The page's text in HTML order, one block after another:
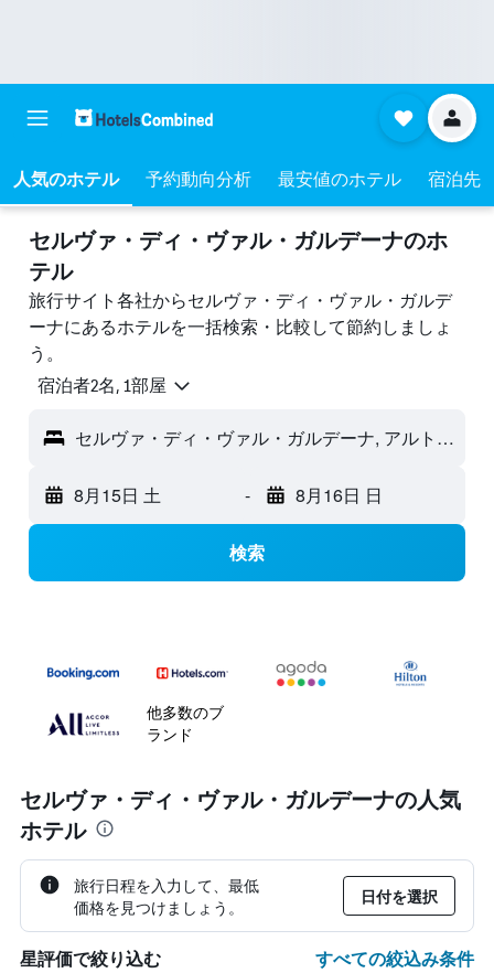
人気のホテル 予約動向分析 最安値のホテル 宿泊先
セルヴァ・ディ・ヴァル・ガルデーナのホ
テル
旅行サイト各社からセルヴァ・ディ・ヴァル・ガルデ
ーナにあるホテルを一括検索・比較して節約しましょ
う。
宿泊者2名, 1​部屋
セルヴァ・ディ・ヴァル・ガルデーナ, アルト・アディジェ, イタリア
8月15日 土 - 8月16日 日
検索
他多数のブ
ランド
セルヴァ・ディ・ヴァル・ガルデーナの人気
ホテル
旅行日程を入力して、最低
価格を見つけましょう。
日付を選択
星評価で絞り込む すべての絞込み条件